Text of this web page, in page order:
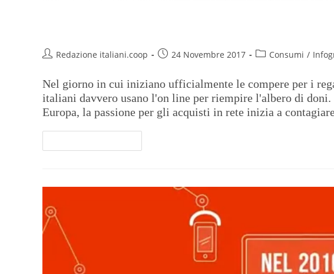
Redazione italiani.coop 24 Novembre 2017 Consumi /
Nel giorno in cui iniziano ufficialmente le compere per i
italiani davvero usano l'on line per riempire l'albero di
Europa, la passione per gli acquisti in rete inizia a